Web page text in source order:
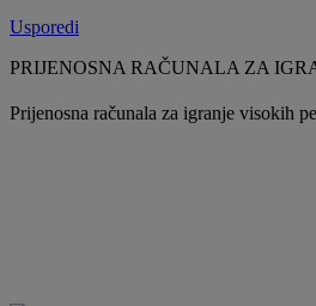
Usporedi
PRIJENOSNA RAČUNALA ZA
Prijenosna računala za igranje visokih